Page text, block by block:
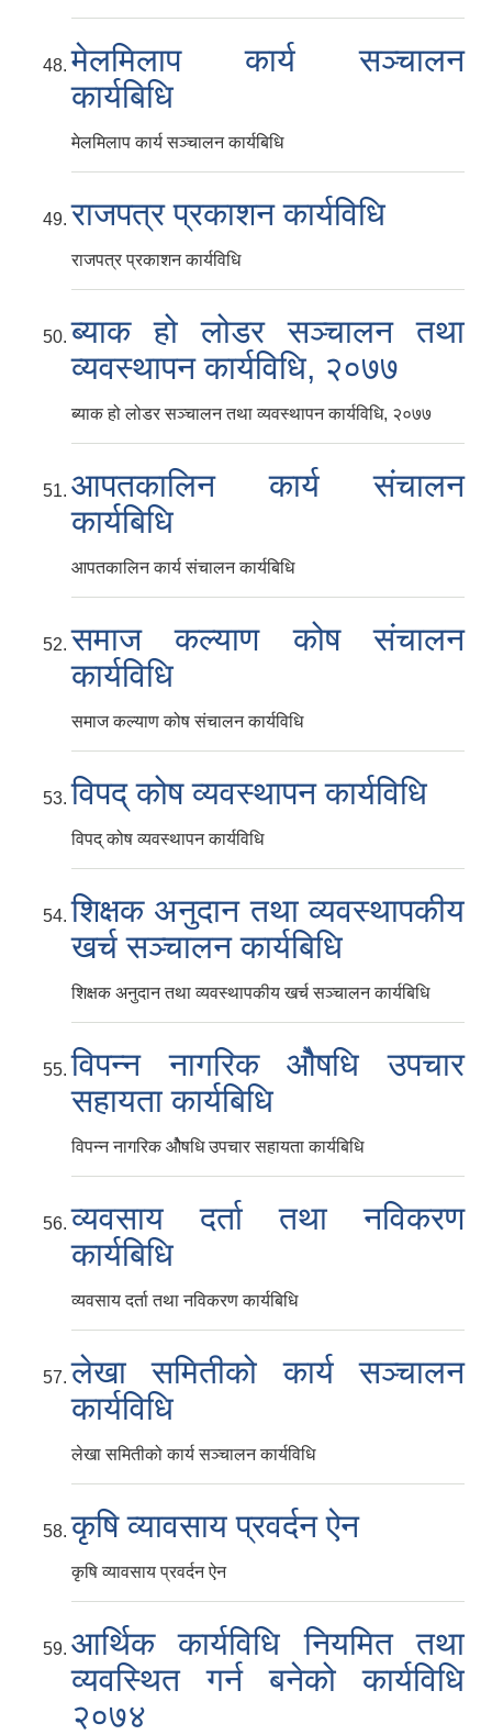
मेलमिलाप कार्य सञ्चालन
कार्यबिधि
मेलमिलाप कार्य सञ्चालन कार्यबिधि
राजपत्र प्रकाशन कार्यविधि
राजपत्र प्रकाशन कार्यविधि
ब्याक हो लोडर सञ्चालन तथा
व्यवस्थापन कार्यविधि, २०७७
ब्याक हो लोडर सञ्चालन तथा व्यवस्थापन कार्यविधि, २०७७
आपतकालिन कार्य संचालन
कार्यबिधि
आपतकालिन कार्य संचालन कार्यबिधि
समाज कल्याण कोष संचालन
कार्यविधि
समाज कल्याण कोष संचालन कार्यविधि
विपद् कोष व्यवस्थापन कार्यविधि
विपद् कोष व्यवस्थापन कार्यविधि
शिक्षक अनुदान तथा व्यवस्थापकीय
खर्च सञ्चालन कार्यबिधि
शिक्षक अनुदान तथा व्यवस्थापकीय खर्च सञ्चालन कार्यबिधि
विपन्न नागरिक ‌‌ओैषधि उपचार
सहायता कार्यबिधि
विपन्न नागरिक ‌‌ओैषधि उपचार सहायता कार्यबिधि
व्यवसाय दर्ता तथा नविकरण
कार्यबिधि
व्यवसाय दर्ता तथा नविकरण कार्यबिधि
लेखा समितीको कार्य सञ्चालन
कार्यविधि
लेखा समितीको कार्य सञ्चालन कार्यविधि
कृषि व्यावसाय प्रवर्दन ऐन
कृषि व्यावसाय प्रवर्दन ऐन
आर्थिक कार्यविधि नियमित तथा
व्यवस्थित गर्न बनेको कार्यविधि
२०७४